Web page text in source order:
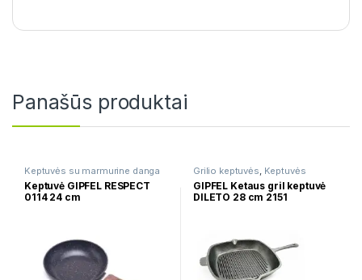
Panašūs produktai
Keptuvės su marmurine danga
Keptuvė GIPFEL RESPECT
0114 24 cm
Grilio keptuvės, Keptuvės
GIPFEL Ketaus gril keptuvė
DILETO 28 cm 2151